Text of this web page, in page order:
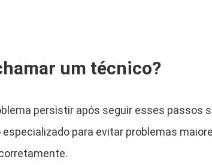
um técnico?
persistir após seguir esses passos
para evitar problemas